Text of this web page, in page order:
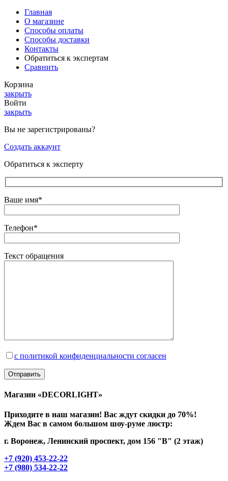
Главная
О магазине
Способы оплаты
Способы доставки
Контакты
Обратиться к экспертам
Сравнить
Корзина
закрыть
Войти
закрыть
Вы не зарегистрированы?
Создать аккаунт
Обратиться к эксперту
Ваше имя*
Телефон*
Текст обращения
с политикой конфиденциальности согласен
Магазин «DECORLIGHT»
Приходите в наш магазин! Вас ждут скидки до 70%!
Ждем Вас в самом большом шоу-руме люстр:
г. Воронеж, Ленинский проспект, дом 156 "В" (2 этаж)
+7 (920) 453-22-22
+7 (980) 534-22-22